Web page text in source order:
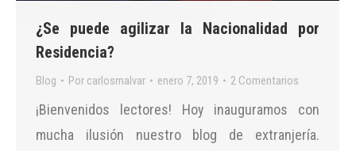
¿Se puede agilizar la Nacionalidad por
Residencia?
Blog Por carlosmalvar enero 7, 2019 2 Comentarios
¡Bienvenidos lectores! Hoy inauguramos con
mucha ilusión nuestro blog de extranjería.